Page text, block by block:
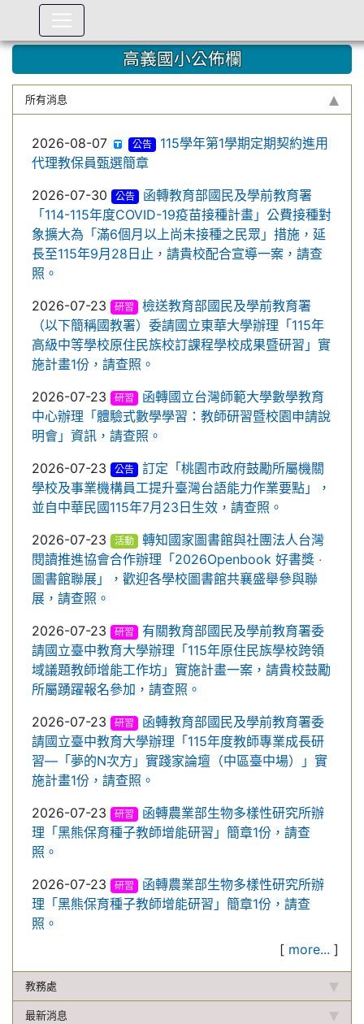
高義國小公佈欄
所有消息
2026-08-07 公告
115學年第1學期定期契約進用
代理教保員甄選簡章
2026-07-30
公告
函轉教育部國民及學前教育署
「114-115年度COVID-19疫苗接種計畫」公費接種對
象擴大為「滿6個月以上尚未接種之民眾」措施，延
長至115年9月28日止，請貴校配合宣導一案，請查
照。
2026-07-23
研習
檢送教育部國民及學前教育署
（以下簡稱國教署）委請國立東華大學辦理「115年
高級中等學校原住民族校訂課程學校成果暨研習」實
施計畫1份，請查照。
2026-07-23
研習
函轉國立台灣師範大學數學教育
中心辦理「體驗式數學學習：教師研習暨校園申請說
明會」資訊，請查照。
2026-07-23
公告
訂定「桃園市政府鼓勵所屬機關
學校及事業機構員工提升臺灣台語能力作業要點」，
並自中華民國115年7月23日生效，請查照。
2026-07-23
活動
轉知國家圖書館與社團法人台灣
閱讀推進協會合作辦理「2026Openbook 好書獎 ‧
圖書館聯展」，歡迎各學校圖書館共襄盛舉參與聯
展，請查照。
2026-07-23
研習
有關教育部國民及學前教育署委
請國立臺中教育大學辦理「115年原住民族學校跨領
域議題教師增能工作坊」實施計畫一案，請貴校鼓勵
所屬踴躍報名參加，請查照。
2026-07-23
研習
函轉教育部國民及學前教育署委
請國立臺中教育大學辦理「115年度教師專業成長研
習—「夢的N次方」實踐家論壇（中區臺中場）」實
施計畫1份，請查照。
2026-07-23
研習
函轉農業部生物多樣性研究所辦
理「黑熊保育種子教師增能研習」簡章1份，請查
照。
2026-07-23
研習
函轉農業部生物多樣性研究所辦
理「黑熊保育種子教師增能研習」簡章1份，請查
照。
[ more... ]
教務處
最新消息